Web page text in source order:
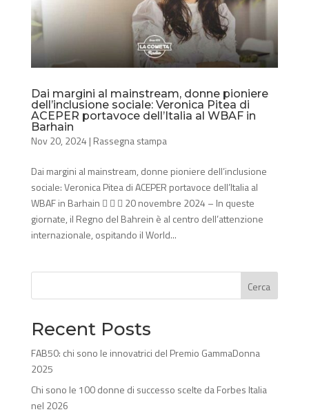
Dai margini al mainstream, donne pioniere
dell’inclusione sociale: Veronica Pitea di
ACEPER portavoce dell’Italia al WBAF in
Barhain
Nov 20, 2024 | Rassegna stampa
Dai margini al mainstream, donne pioniere dell’inclusione
sociale: Veronica Pitea di ACEPER portavoce dell’Italia al
WBAF in Barhain    20 novembre 2024 – In queste
giornate, il Regno del Bahrein è al centro dell’attenzione
internazionale, ospitando il World...
Cerca
Recent Posts
FAB50: chi sono le innovatrici del Premio GammaDonna
2025
Chi sono le 100 donne di successo scelte da Forbes Italia
nel 2026